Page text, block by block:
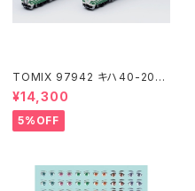
TOMIX 97942 キハ40-200
0(アリガトウキハ40・48・男鹿
線)2両 鉄道模型
¥14,300
5%OFF